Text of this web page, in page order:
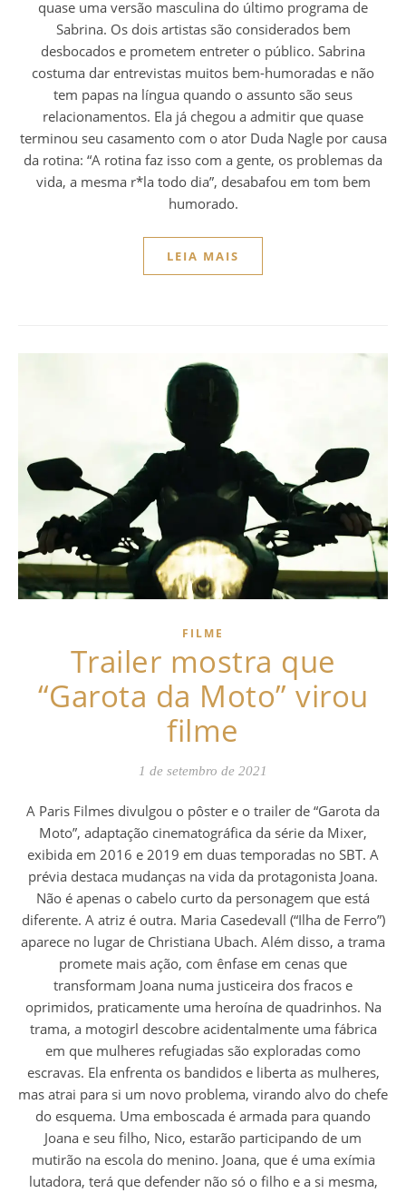
quase uma versão masculina do último programa de
Sabrina. Os dois artistas são considerados bem
desbocados e prometem entreter o público. Sabrina
costuma dar entrevistas muitos bem-humoradas e não
tem papas na língua quando o assunto são seus
relacionamentos. Ela já chegou a admitir que quase
terminou seu casamento com o ator Duda Nagle por causa
da rotina: “A rotina faz isso com a gente, os problemas da
vida, a mesma r*la todo dia”, desabafou em tom bem
humorado.
LEIA MAIS
FILME
Trailer mostra que
“Garota da Moto” virou
filme
1 de setembro de 2021
A Paris Filmes divulgou o pôster e o trailer de “Garota da
Moto”, adaptação cinematográfica da série da Mixer,
exibida em 2016 e 2019 em duas temporadas no SBT. A
prévia destaca mudanças na vida da protagonista Joana.
Não é apenas o cabelo curto da personagem que está
diferente. A atriz é outra. Maria Casedevall (“Ilha de Ferro”)
aparece no lugar de Christiana Ubach. Além disso, a trama
promete mais ação, com ênfase em cenas que
transformam Joana numa justiceira dos fracos e
oprimidos, praticamente uma heroína de quadrinhos. Na
trama, a motogirl descobre acidentalmente uma fábrica
em que mulheres refugiadas são exploradas como
escravas. Ela enfrenta os bandidos e liberta as mulheres,
mas atrai para si um novo problema, virando alvo do chefe
do esquema. Uma emboscada é armada para quando
Joana e seu filho, Nico, estarão participando de um
mutirão na escola do menino. Joana, que é uma exímia
lutadora, terá que defender não só o filho e a si mesma,